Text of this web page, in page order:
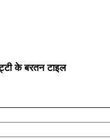
के बरतन टाइल